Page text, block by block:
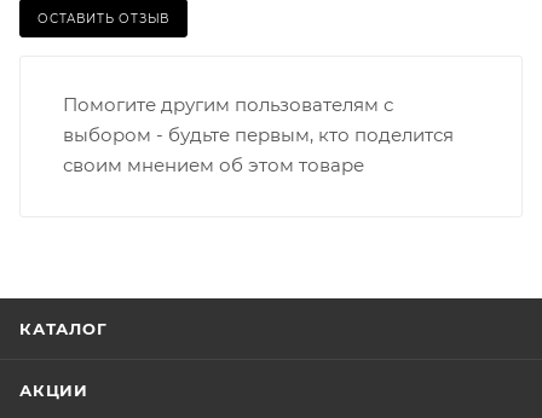
ОСТАВИТЬ ОТЗЫВ
Помогите другим пользователям с
выбором - будьте первым, кто поделится
своим мнением об этом товаре
КАТАЛОГ
АКЦИИ